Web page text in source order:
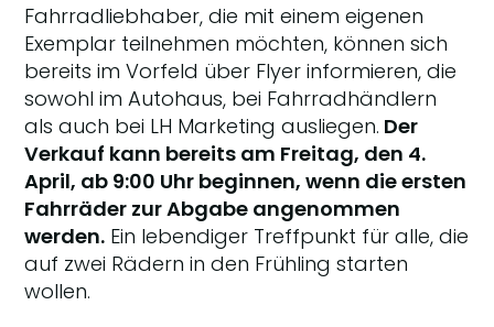
Fahrradliebhaber, die mit einem eigenen
Exemplar teilnehmen möchten, können sich
bereits im Vorfeld über Flyer informieren, die
sowohl im Autohaus, bei Fahrradhändlern
als auch bei LH Marketing ausliegen. Der
Verkauf kann bereits am Freitag, den 4.
April, ab 9:00 Uhr beginnen, wenn die ersten
Fahrräder zur Abgabe angenommen
werden. Ein lebendiger Treffpunkt für alle, die
auf zwei Rädern in den Frühling starten
wollen.